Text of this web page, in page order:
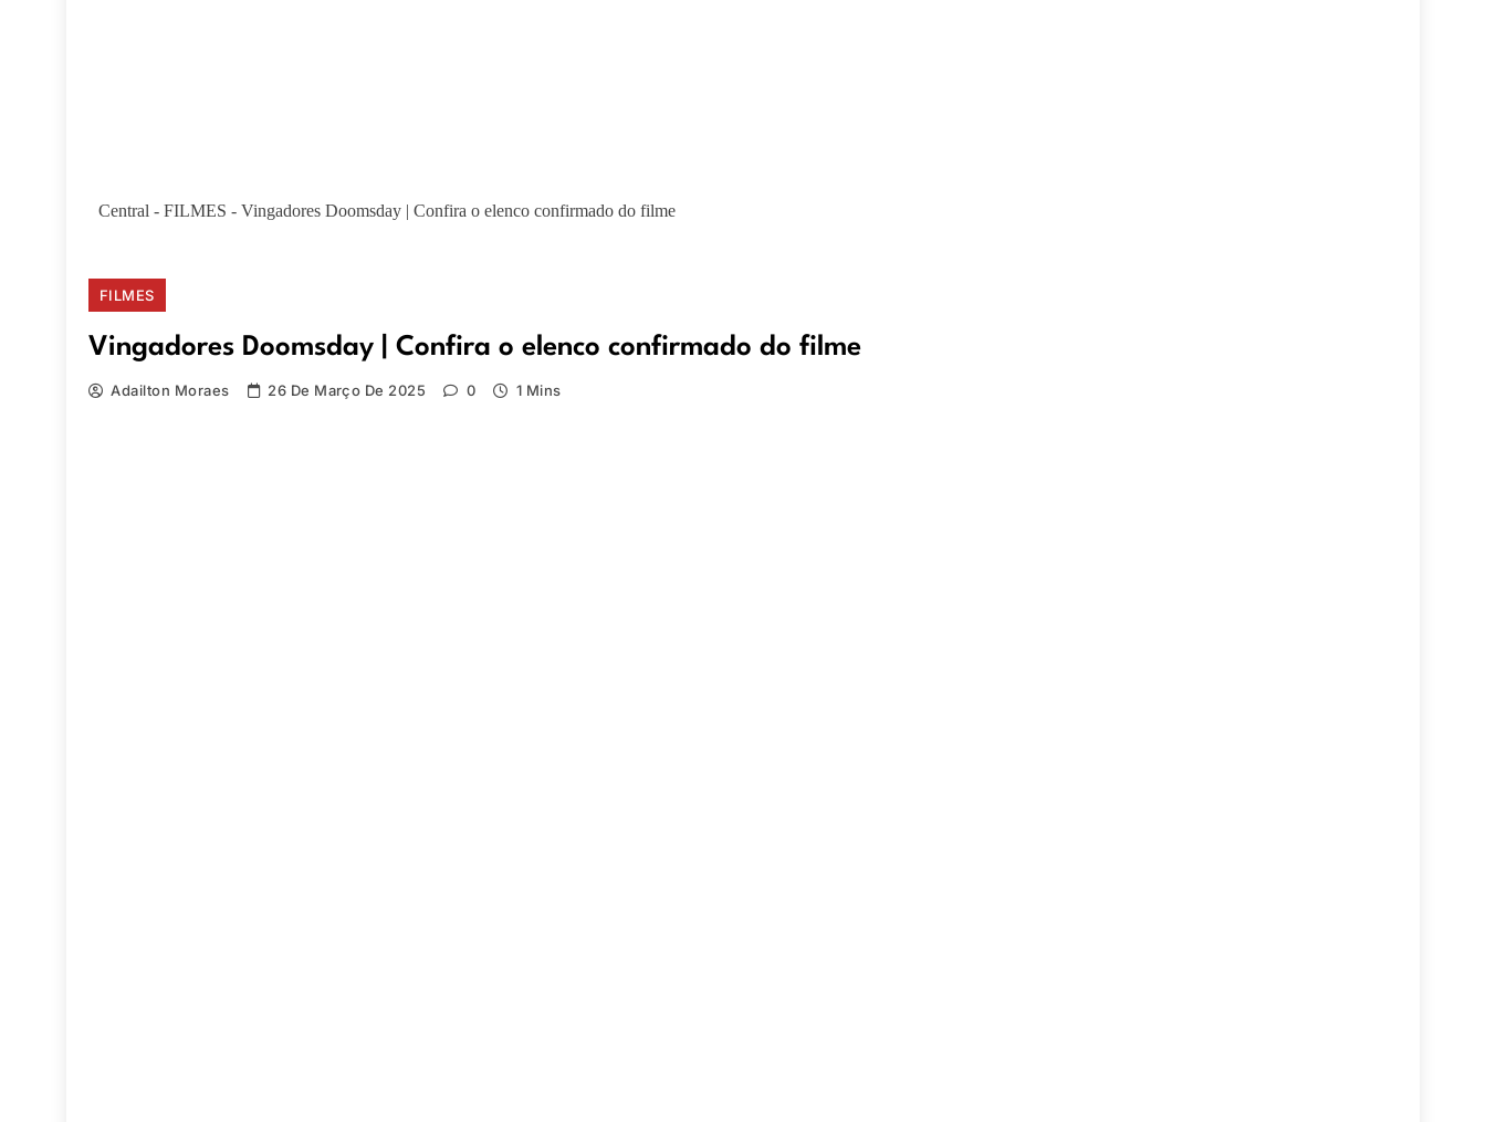
Central - FILMES - Vingadores Doomsday | Confira o elenco confirmado do filme
FILMES
Vingadores Doomsday | Confira o elenco confirmado do filme
Adailton Moraes 26 De Março De 2025 0 1 Mins